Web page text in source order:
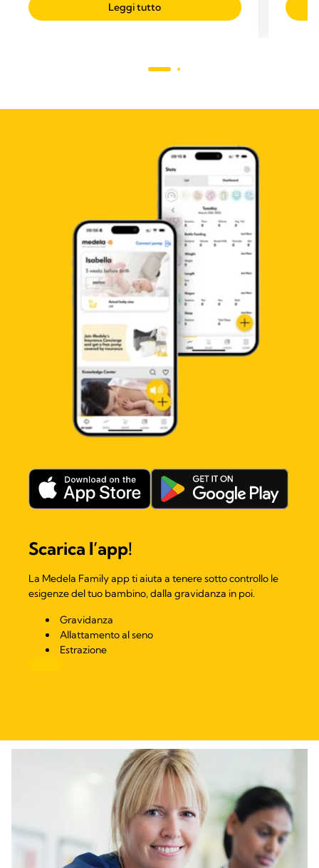
Leggi tutto
Scarica l’app!
La Medela Family app ti aiuta a tenere sotto controllo le
esigenze del tuo bambino, dalla gravidanza in poi.
Gravidanza
Allattamento al seno
Estrazione